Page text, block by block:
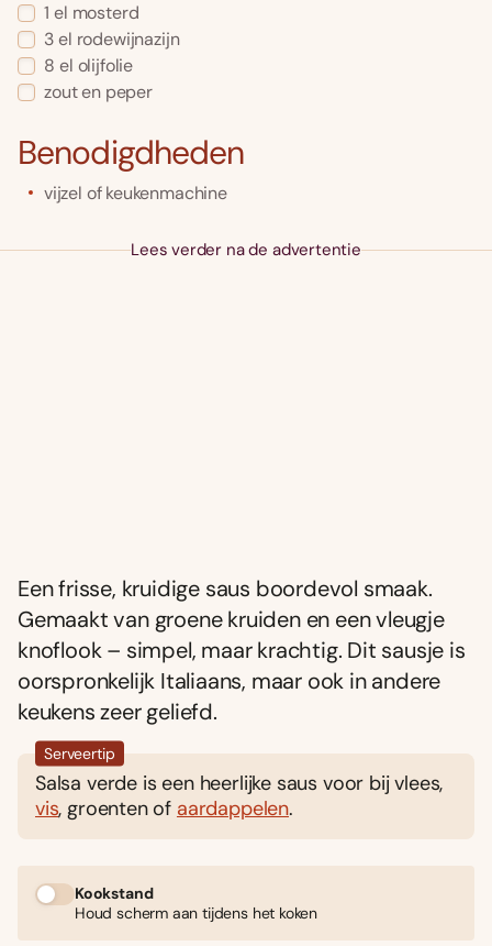
1 el mosterd
3el rodewijnazijn
8 el olijfolie
zout en peper
Benodigdheden
vijzel of keukenmachine
Lees verder na de advertentie
Een frisse, kruidige saus boordevol smaak.
Gemaakt van groene kruiden en een vleugje
knoflook – simpel, maar krachtig. Dit sausje is
oorspronkelijk Italiaans, maar ook in andere
keukens zeer geliefd.
Serveertip
Salsa verde is een heerlijke saus voor bij vlees,
vis, groenten of aardappelen.
Kookstand
Houd scherm aan tijdens het koken